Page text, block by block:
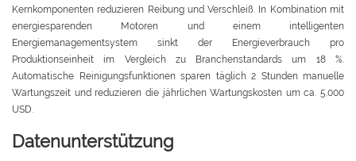
Kernkomponenten reduzieren Reibung und Verschleiß. In Kombination mit
energiesparenden Motoren und einem intelligenten
Energiemanagementsystem sinkt der Energieverbrauch pro
Produktionseinheit im Vergleich zu Branchenstandards um 18 %.
Automatische Reinigungsfunktionen sparen täglich 2 Stunden manuelle
Wartungszeit und reduzieren die jährlichen Wartungskosten um ca. 5.000
USD.
Datenunterstützung